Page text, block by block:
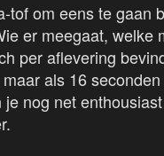
tof om eens te gaan
er meegaat, welke
per aflevering
als 16
nog net